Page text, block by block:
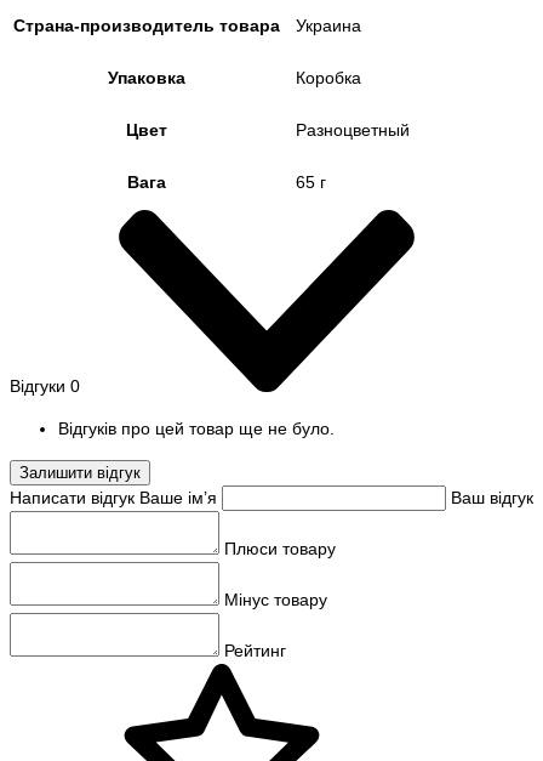
Страна-производитель товара Украина
Упаковка Коробка
Цвет Разноцветный
Вага 65 г
Відгуки 0
Відгуків про цей товар ще не було.
Залишити відгук
Написати відгук Ваше ім’я Ваш відгук
Плюси товару
Мінус товару
Рейтинг